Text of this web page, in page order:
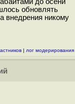
обновлять
внедрения никому
| лог модерирования